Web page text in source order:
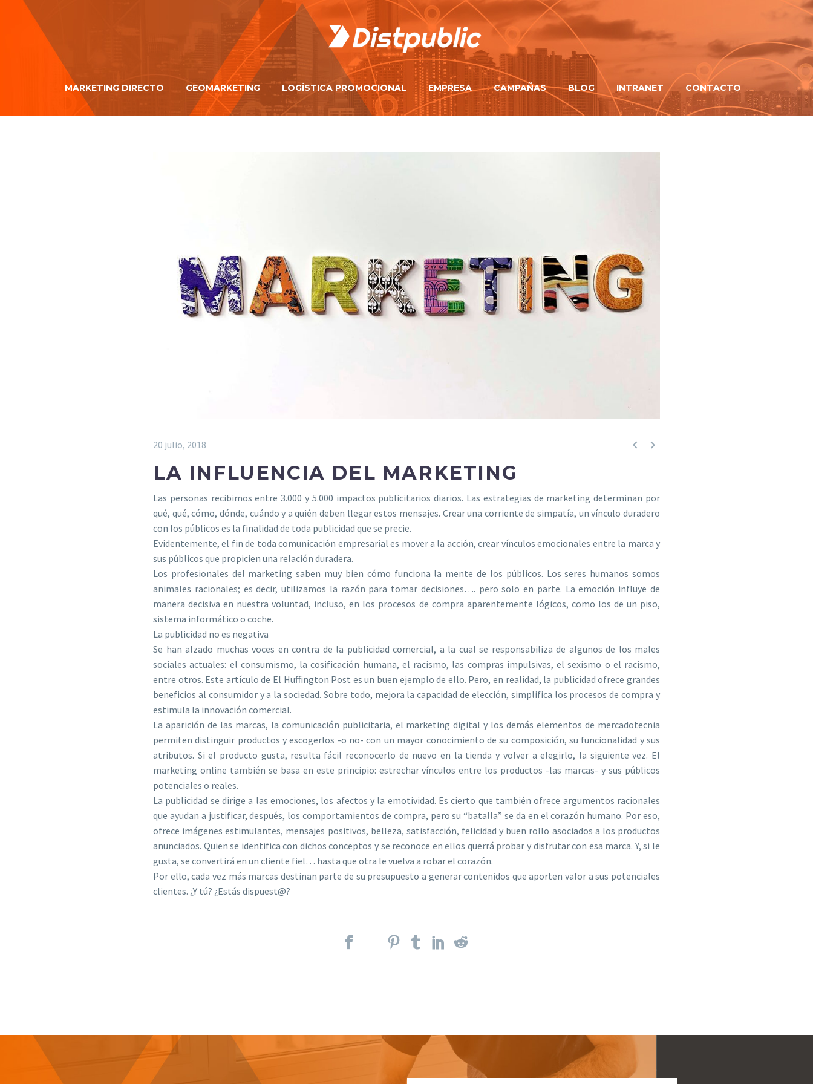
MARKETING DIRECTO GEOMARKETING LOGÍSTICA PROMOCIONAL EMPRESA CAMPAÑAS BLOG INTRANET CONTACTO
 
20 julio, 2018
LA INFLUENCIA DEL MARKETING
Las personas recibimos entre 3.000 y 5.000 impactos publicitarios diarios. Las estrategias de marketing determinan por
qué, qué, cómo, dónde, cuándo y a quién deben llegar estos mensajes. Crear una corriente de simpatía, un vínculo duradero
con los públicos es la finalidad de toda publicidad que se precie.
Evidentemente, el fin de toda comunicación empresarial es mover a la acción, crear vínculos emocionales entre la marca y
sus públicos que propicien una relación duradera.
Los profesionales del marketing saben muy bien cómo funciona la mente de los públicos. Los seres humanos somos
animales racionales; es decir, utilizamos la razón para tomar decisiones…. pero solo en parte. La emoción influye de
manera decisiva en nuestra voluntad, incluso, en los procesos de compra aparentemente lógicos, como los de un piso,
sistema informático o coche.
La publicidad no es negativa
Se han alzado muchas voces en contra de la publicidad comercial, a la cual se responsabiliza de algunos de los males
sociales actuales: el consumismo, la cosificación humana, el racismo, las compras impulsivas, el sexismo o el racismo,
entre otros. Este artículo de El Huffington Post es un buen ejemplo de ello. Pero, en realidad, la publicidad ofrece grandes
beneficios al consumidor y a la sociedad. Sobre todo, mejora la capacidad de elección, simplifica los procesos de compra y
estimula la innovación comercial.
La aparición de las marcas, la comunicación publicitaria, el marketing digital y los demás elementos de mercadotecnia
permiten distinguir productos y escogerlos -o no- con un mayor conocimiento de su composición, su funcionalidad y sus
atributos. Si el producto gusta, resulta fácil reconocerlo de nuevo en la tienda y volver a elegirlo, la siguiente vez. El
marketing online también se basa en este principio: estrechar vínculos entre los productos -las marcas- y sus públicos
potenciales o reales.
La publicidad se dirige a las emociones, los afectos y la emotividad. Es cierto que también ofrece argumentos racionales
que ayudan a justificar, después, los comportamientos de compra, pero su “batalla” se da en el corazón humano. Por eso,
ofrece imágenes estimulantes, mensajes positivos, belleza, satisfacción, felicidad y buen rollo asociados a los productos
anunciados. Quien se identifica con dichos conceptos y se reconoce en ellos querrá probar y disfrutar con esa marca. Y, si le
gusta, se convertirá en un cliente fiel… hasta que otra le vuelva a robar el corazón.
Por ello, cada vez más marcas destinan parte de su presupuesto a generar contenidos que aporten valor a sus potenciales
clientes. ¿Y tú? ¿Estás dispuest@?